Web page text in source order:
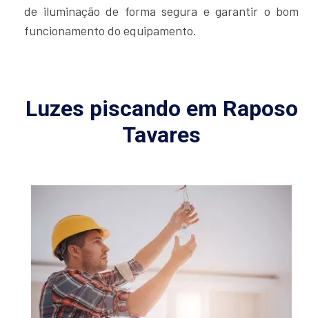
de iluminação de forma segura e garantir o bom
funcionamento do equipamento.
Luzes piscando em Raposo
Tavares